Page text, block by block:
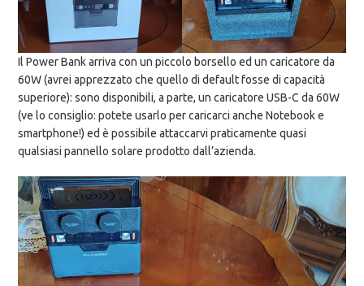
Il Power Bank arriva con un piccolo borsello ed un caricatore da
60W (avrei apprezzato che quello di default fosse di capacità
superiore): sono disponibili, a parte, un caricatore USB-C da 60W
(ve lo consiglio: potete usarlo per caricarci anche Notebook e
smartphone!) ed è possibile attaccarvi praticamente quasi
qualsiasi pannello solare prodotto dall’azienda.